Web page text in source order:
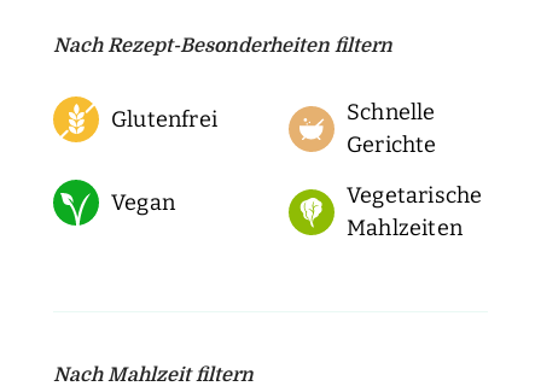
Nach Rezept-Besonderheiten filtern
Glutenfrei
Schnelle
Gerichte
Vegan
Vegetarische
Mahlzeiten
Nach Mahlzeit filtern